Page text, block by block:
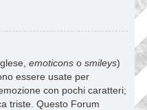
emoticons o smileys)
essere usate per
con pochi caratteri;
triste. Questo Forum